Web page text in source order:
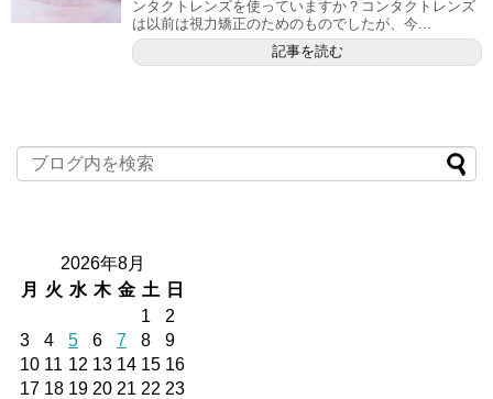
ンタクトレンズを使っていますか？コンタクトレンズ
は以前は視力矯正のためのものでしたが、今...
記事を読む
2026年8月
月
火 水 木 金 土
日
1
2
3
4 5 6 7 8
9
10 11 12 13 14 15 16
17 18 19 20 21 22 23